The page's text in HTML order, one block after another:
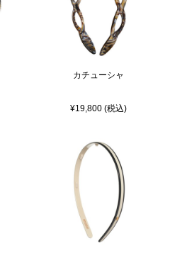
カチューシャ
¥19,800 (税込)